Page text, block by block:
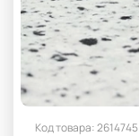
Код товара: 2614745